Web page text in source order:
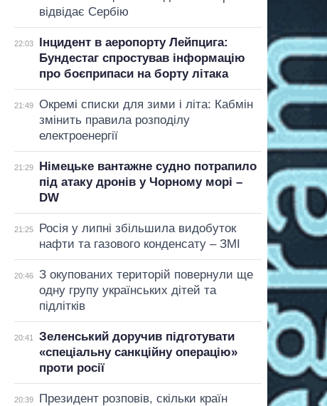
відвідає Сербію
22:03
Інцидент в аеропорту Лейпцига:
Бундестаг спростував інформацію
про боєприпаси на борту літака
21:49
Окремі списки для зими і літа: Кабмін
змінить правила розподілу
електроенергії
21:29
Німецьке вантажне судно потрапило
під атаку дронів у Чорному морі –
DW
21:25
Росія у липні збільшила видобуток
нафти та газового конденсату – ЗМІ
20:46
З окупованих територій повернули ще
одну групу українських дітей та
підлітків
20:41
Зеленський доручив підготувати
«спеціальну санкційну операцію»
проти росії
20:39
Президент розповів, скільки країн